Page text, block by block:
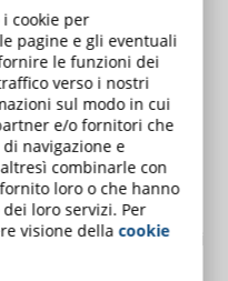
Tenete
di lavoro e
segnale di
o stress.
può essere un
gestita in modo
competitivo
fissi obiettivi chiari
possono
cookie per
pagine e gli eventuali
le funzioni dei
verso i nostri
sul modo in cui
e/o fornitori che
navigazione e
combinarle con
loro o che hanno
loro servizi. Per
visione dellacookie